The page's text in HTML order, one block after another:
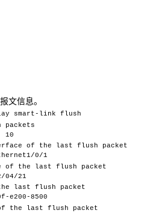
文信息。
smart-link flush
flush packets
of the last flush packet
0/1
of the last flush packet
04/21
the last flush packet
8500
of the last flush packet